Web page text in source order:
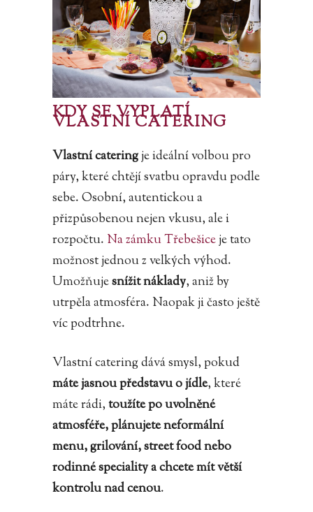
KDY SE VYPLATÍ
VLASTNÍ CATERING
Vlastní cateringje ideální volbou pro
páry, které chtějí svatbu opravdu podle
sebe. Osobní, autentickou a
přizpůsobenou nejen vkusu, ale i
rozpočtu. Na zámku Třebešiceje tato
možnost jednou z velkých výhod.
Umožňujesnížit náklady, aniž by
utrpěla atmosféra. Naopak ji často ještě
víc podtrhne.
Vlastní catering dává smysl, pokud
máte jasnou představu o jídle, které
máte rádi,toužíte po uvolněné
atmosféře, plánujete neformální
menu, grilování, street food nebo
rodinné speciality a chcete mít větší
kontrolu nad cenou.